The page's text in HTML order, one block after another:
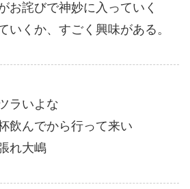
お詫びで神妙に入っていく
いくか、すごく興味がある。
ラいよな
飲んでから行って来い
れ大嶋